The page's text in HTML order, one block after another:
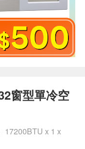
窗型單冷空
17200BTU x 1 x